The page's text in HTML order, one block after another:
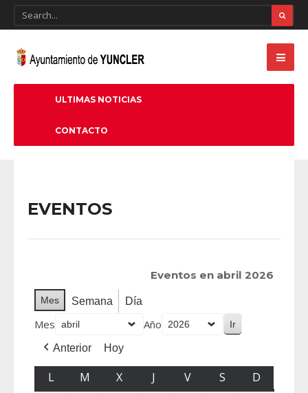
ULTIMAS NOTICIAS
CONTACTO
EVENTOS
Eventos en abril 2026
Mes Semana Día
Mes Año
Anterior Hoy
L M X J V S
D